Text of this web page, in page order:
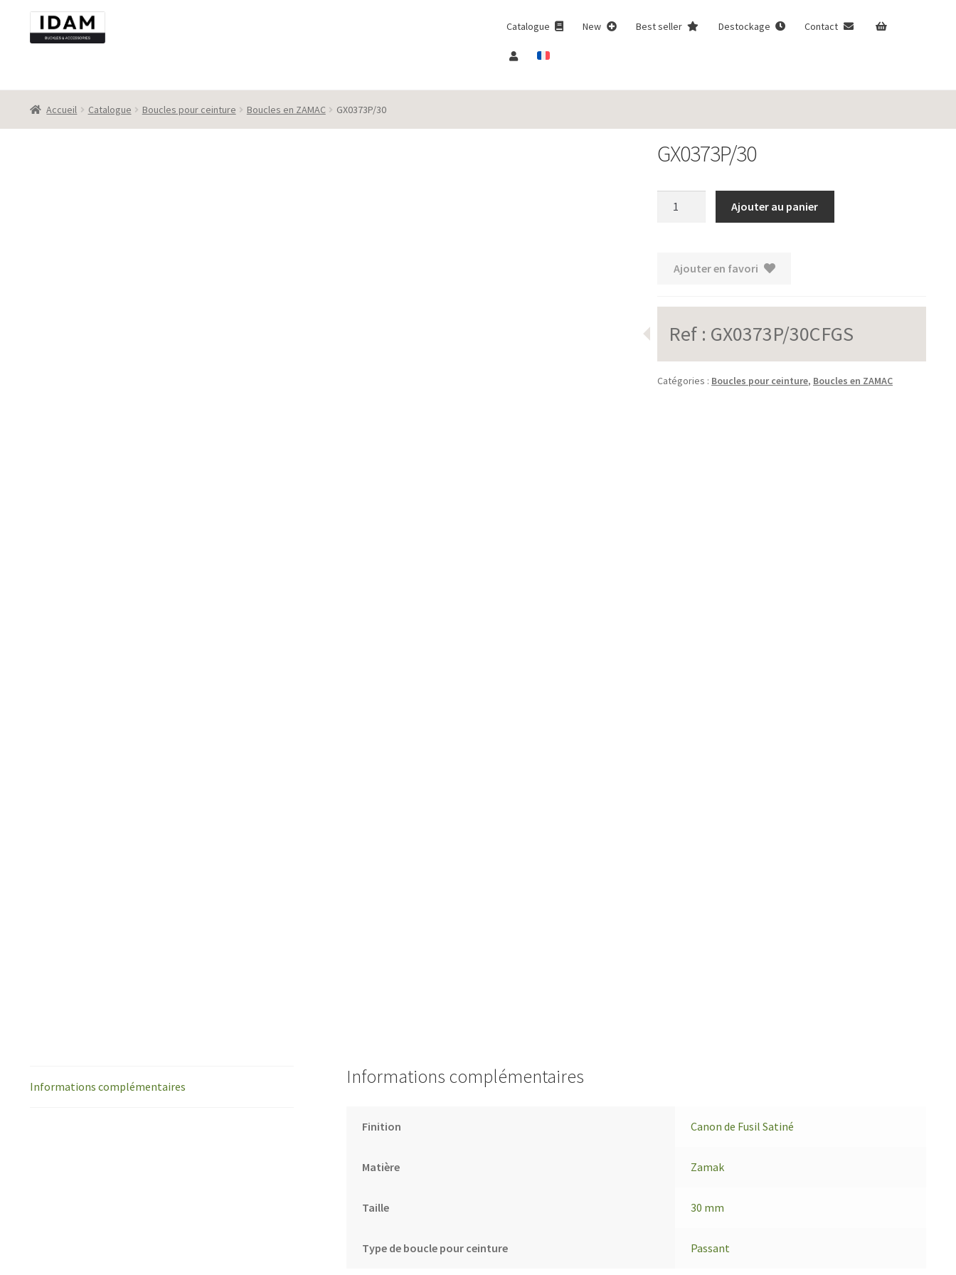
Aller
à
Aller
au
Catalogue New Best seller Destockage Contact
Accueil Catalogue Boucles pour ceinture Boucles en ZAMAC GX0373P/30
GX0373P/30
Ajouter au panier
Ajouter en favori
Ref : GX0373P/30CFGS
Catégories : Boucles pour ceinture, Boucles en ZAMAC
Informations complémentaires Informations complémentaires
Finition Canon de Fusil Satiné
Matière Zamak
Taille 30 mm
Type de boucle pour ceinture Passant